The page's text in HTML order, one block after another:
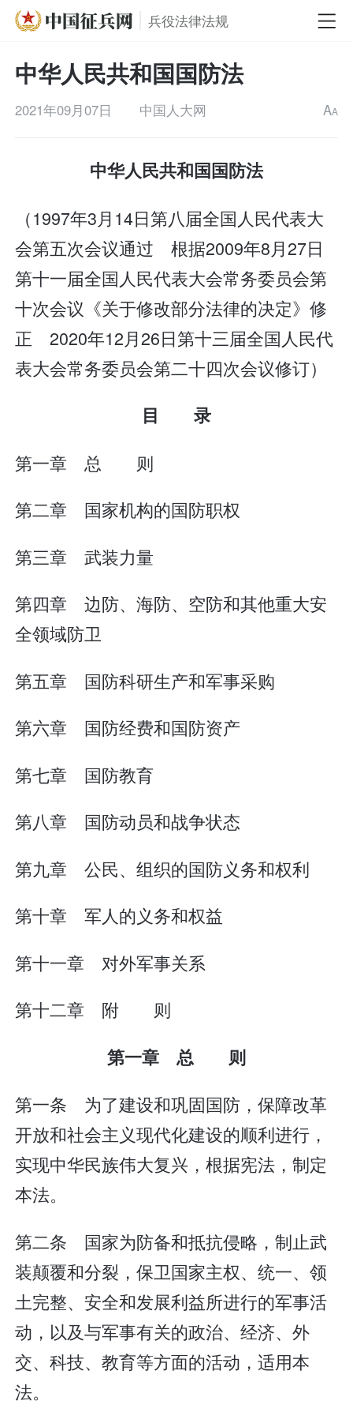
兵役法律法规
中华人民共和国国防法
2021年09月07日 中国人大网 AA
中华人民共和国国防法
（1997年3月14日第八届全国人民代表大
会第五次会议通过 根据2009年8月27日
第十一届全国人民代表大会常务委员会第
十次会议《关于修改部分法律的决定》修
正 2020年12月26日第十三届全国人民代
表大会常务委员会第二十四次会议修订）
目 录
第一章 总 则
第二章 国家机构的国防职权
第三章 武装力量
第四章 边防、海防、空防和其他重大安
全领域防卫
第五章 国防科研生产和军事采购
第六章 国防经费和国防资产
第七章 国防教育
第八章 国防动员和战争状态
第九章 公民、组织的国防义务和权利
第十章 军人的义务和权益
第十一章 对外军事关系
第十二章 附 则
第一章 总 则
第一条 为了建设和巩固国防，保障改革
开放和社会主义现代化建设的顺利进行，
实现中华民族伟大复兴，根据宪法，制定
本法。
第二条 国家为防备和抵抗侵略，制止武
装颠覆和分裂，保卫国家主权、统一、领
土完整、安全和发展利益所进行的军事活
动，以及与军事有关的政治、经济、外
交、科技、教育等方面的活动，适用本
法。